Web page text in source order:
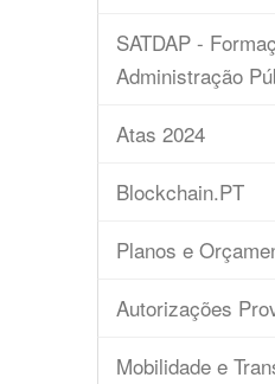
SATDAP -
Administração
Atas 2024
Blockchain.PT
Planos e
Autorizações
Mobilidade e